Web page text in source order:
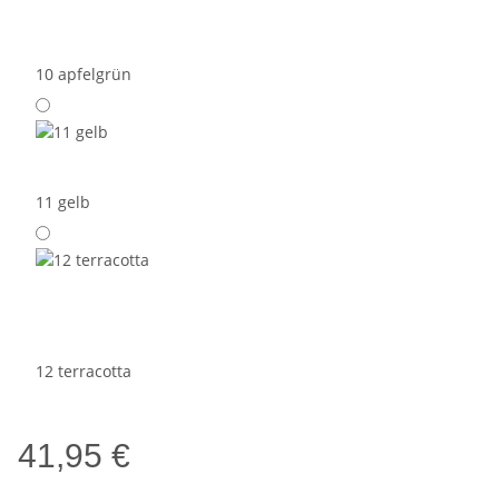
10 apfelgrün
11 gelb
12 terracotta
41,95 €